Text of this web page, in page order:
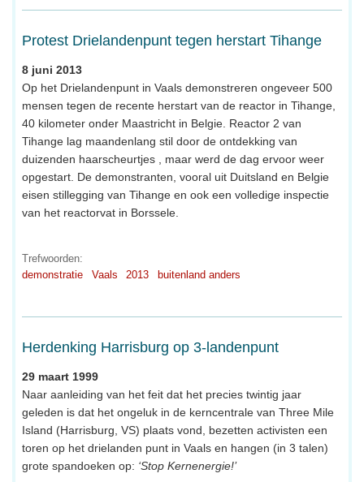
Protest Drielandenpunt tegen herstart Tihange
8 juni 2013
Op het Drielandenpunt in Vaals demonstreren ongeveer 500
mensen tegen de recente herstart van de reactor in Tihange,
40 kilometer onder Maastricht in Belgie. Reactor 2 van
Tihange lag maandenlang stil door de ontdekking van
duizenden haarscheurtjes , maar werd de dag ervoor weer
opgestart. De demonstranten, vooral uit Duitsland en Belgie
eisen stillegging van Tihange en ook een volledige inspectie
van het reactorvat in Borssele.
Trefwoorden:
demonstratie
Vaals 2013 buitenland anders
Herdenking Harrisburg op 3-landenpunt
29 maart 1999
Naar aanleiding van het feit dat het precies twintig jaar
geleden is dat het ongeluk in de kerncentrale van Three Mile
Island (Harrisburg, VS) plaats vond, bezetten activisten een
toren op het drielanden punt in Vaals en hangen (in 3 talen)
grote spandoeken op: ‘Stop Kernenergie!’